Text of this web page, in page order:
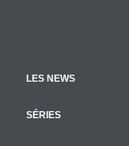
LES NEWS
SÉRIES